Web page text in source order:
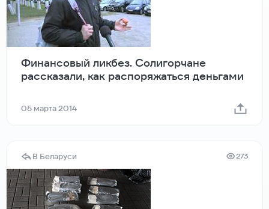
Финансовый ликбез. Солигорчане
рассказали, как распоряжаться деньгами
05 марта 2014
В Беларуси 273